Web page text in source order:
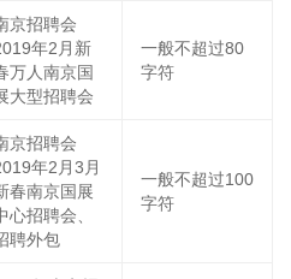
京招聘会
年2月新
万人南京国
大型招聘会
一般不超过80
字符
京招聘会
年2月3月
春南京国展
心招聘会、
聘外包
一般不超过100
字符